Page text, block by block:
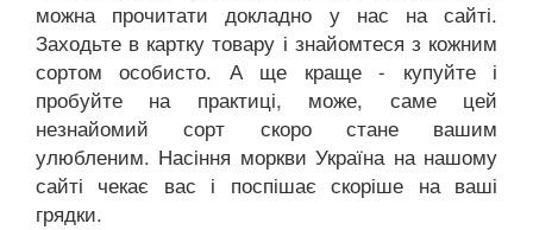
можна прочитати докладно у нас на сайті.
Заходьте в картку товару і знайомтеся з кожним
сортом особисто. А ще краще - купуйте і
пробуйте на практиці, може, саме цей
незнайомий сорт скоро стане вашим
улюбленим. Насіння моркви Україна на нашому
сайті чекає вас і поспішає скоріше на ваші
грядки.